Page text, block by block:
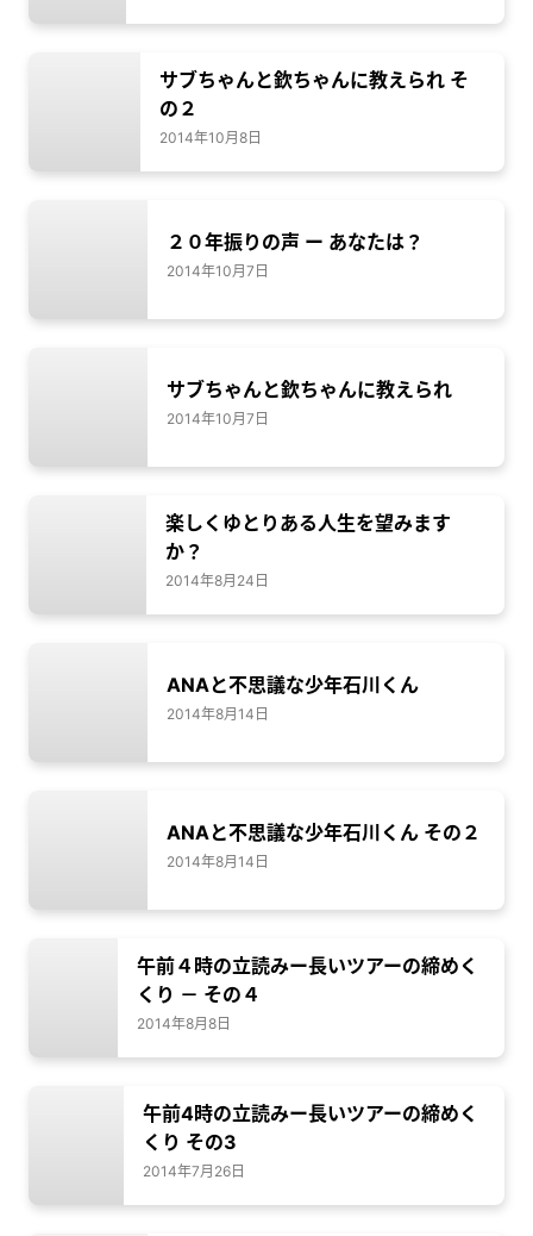
サブちゃんと欽ちゃんに教えられ そ
の２
2014年10月8日
２０年振りの声 ー あなたは？
2014年10月7日
サブちゃんと欽ちゃんに教えられ
2014年10月7日
楽しくゆとりある人生を望みます
か？
2014年8月24日
ANAと不思議な少年石川くん
2014年8月14日
ANAと不思議な少年石川くん その２
2014年8月14日
午前４時の立読みー長いツアーの締めく
くり － その４
2014年8月8日
午前4時の立読みー長いツアーの締めく
くり その3
2014年7月26日